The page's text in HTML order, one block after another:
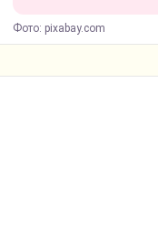
Фото: pixabay.com